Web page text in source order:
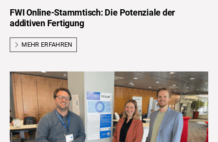
FWI Online-Stammtisch: Die Potenziale der
additiven Fertigung
MEHR ERFAHREN